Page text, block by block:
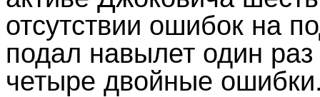
отсутствии ошибок на
подал навылет один
четыре двойные